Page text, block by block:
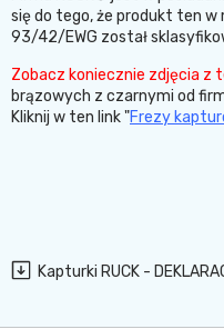
się do tego, że produkt ten w
93/42/EWG został
Zobacz koniecznie zdjęcia z
brązowych z czarnymi od
Kliknij w ten link "Frezy
Kapturki RUCK -